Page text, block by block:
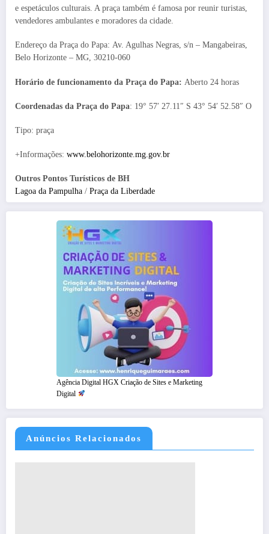
e espetáculos culturais. A praça também é famosa por reunir turistas,
vendedores ambulantes e moradores da cidade.
Endereço da Praça do Papa: Av. Agulhas Negras, s/n – Mangabeiras,
Belo Horizonte – MG, 30210-060
Horário de funcionamento da Praça do Papa: Aberto 24 horas
Coordenadas da Praça do Papa: 19° 57′ 27.11″ S 43° 54′ 52.58″ O
Tipo: praça
+Informações: www.belohorizonte.mg.gov.br
Outros Pontos Turísticos de BH
Lagoa da Pampulha / Praça da Liberdade
Agência Digital HGX Criação de Sites e Marketing
Digital
Anúncios Relacionados